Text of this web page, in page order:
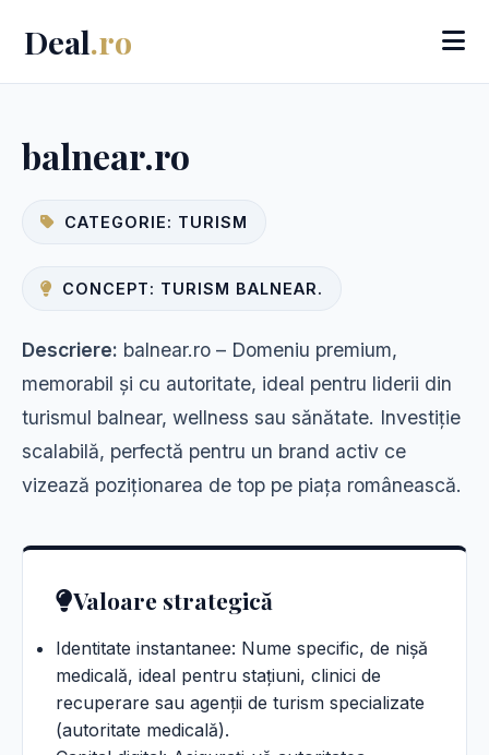
Deal.ro
balnear.ro
CATEGORIE: TURISM
CONCEPT: TURISM BALNEAR.
Descriere: balnear.ro – Domeniu premium,
memorabil și cu autoritate, ideal pentru liderii din
turismul balnear, wellness sau sănătate. Investiție
scalabilă, perfectă pentru un brand activ ce
vizează poziționarea de top pe piața românească.
Valoare strategică
Identitate instantanee: Nume specific, de nișă
medicală, ideal pentru stațiuni, clinici de
recuperare sau agenții de turism specializate
(autoritate medicală).